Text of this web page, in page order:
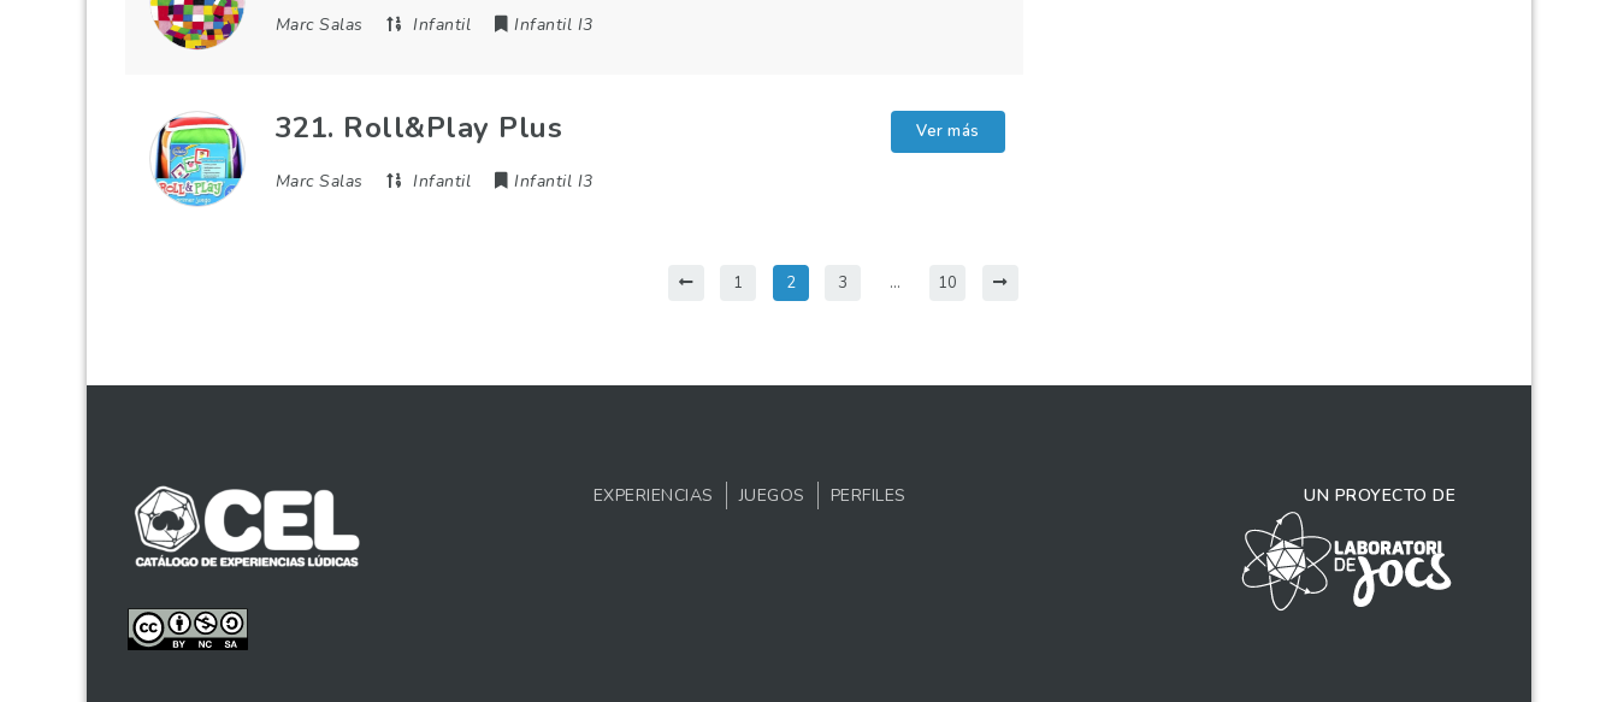
Marc Salas Infantil Infantil I3
321. Roll&Play Plus
Marc Salas Infantil Infantil I3
Ver más
1 2 3 … 10
EXPERIENCIAS JUEGOS PERFILES UN PROYECTO DE